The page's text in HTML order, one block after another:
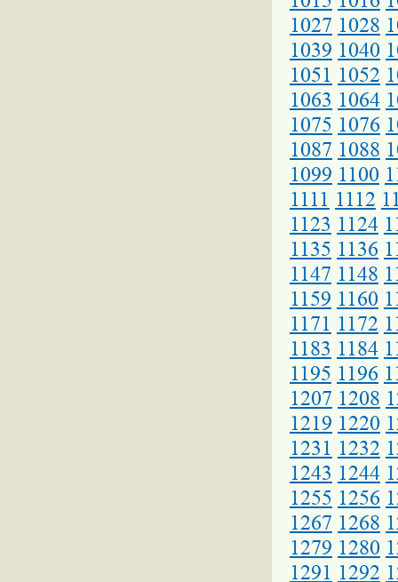
1027 1028
1039 1040
1051 1052
1063 1064
1075 1076
1087 1088
1099 1100
1111 1112
1123 1124
1135 1136
1147 1148
1159 1160
1171 1172
1183 1184
1195 1196
1207 1208
1219 1220
1231 1232
1243 1244
1255 1256
1267 1268
1279 1280
1291 1292